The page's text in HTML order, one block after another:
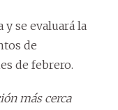
y se evaluará la
de
de febrero.
más cerca